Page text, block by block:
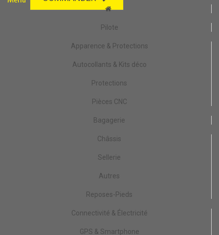
Pilote
Apparence & Protections
Autocollants & Kits déco
Protections
Pièces CNC
Bagagerie
Châssis
Sellerie
Autres
Reposes-Pieds
Connectivité & Électricité
GPS & Smartphone